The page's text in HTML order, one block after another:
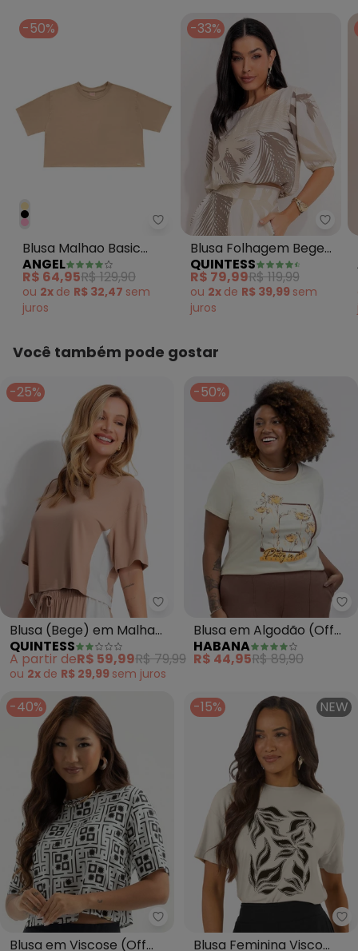
-50%
Angel - Blusa Malhao Basic
Blusa Malhao Basic
Bege
ANGEL
R$ 64,95R$ 129,90
ou 2x de R$ 32,47 sem
juros
-33%
Blusa Folhagem Bege
com Elástico
QUINTESS
R$ 79,99R$ 119,99
ou 2x de R$ 39,99 sem
juros
Você também pode gostar
-25%
Quintess - Blusa (Bege) em
Blusa (Bege) em Malha
de Viscose
QUINTESS
A partir deR$ 59,99R$ 79,99
ou 2x de R$ 29,99 sem juros
-50%
Blusa em Algodão (Off
White)
HABANA
R$ 44,95R$ 89,90
-40%
Cativa - Blusa em Viscose (Off
Blusa em Viscose (Off
-15% NEW
Blusa Feminina Visco